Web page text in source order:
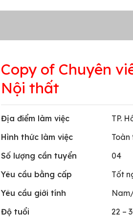
Copy of Chuyên
Nội thất
Địa điểm làm việc
TP.
Hình thức làm việc
Toàn
Số lượng cần tuyển
04
Yêu cầu bằng cấp
Tốt
Yêu cầu giới tính
Độ tuổi
22 –